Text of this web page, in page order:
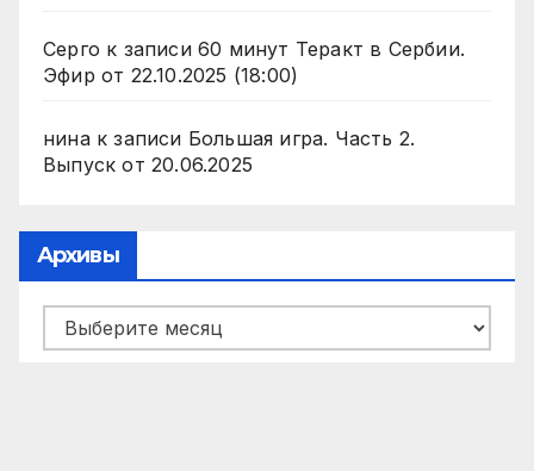
Серго к записи 60 минут Теракт в Сербии.
Эфир от 22.10.2025 (18:00)
нинак записи Большая игра. Часть 2.
Выпуск от 20.06.2025
Архивы
Архивы